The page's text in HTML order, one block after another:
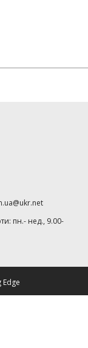
пн.- нед., 9.00-
Edge